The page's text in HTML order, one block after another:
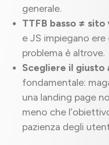
generale.
TTFB basso ≠ sito
e JS impiegano
problema è altrove.
Scegliere il giusto
fondamentale:
una landing page
meno che
pazienza degli